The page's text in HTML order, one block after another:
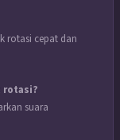
rotasi cepat dan
rotasi?
suara